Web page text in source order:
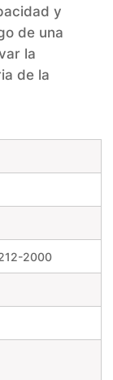
y
de una
la
de la
2000